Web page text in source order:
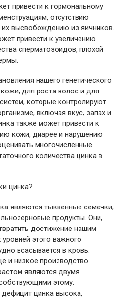
привести к гормональному
отсутствию
их высвобождению из яичников.
привести к увеличению
сперматозоидов, плохой
нашего генетического
для роста волос и для
которые контролируют
включая вкус, запах и
также может привести к
кожи, диарее и нарушению
многочисленные
количества цинка в
цинка?
являются тыквенные семечки,
продукты. Они,
достижение нашим
этого важного
всасывается в кровь.
и низкое производство
являются двумя
этому.
дефицит цинка высока,